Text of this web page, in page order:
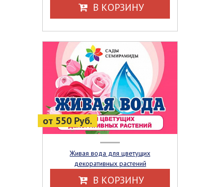
В КОРЗИНУ
от 550 Руб.
Живая вода для цветущих
декоративных растений
В КОРЗИНУ